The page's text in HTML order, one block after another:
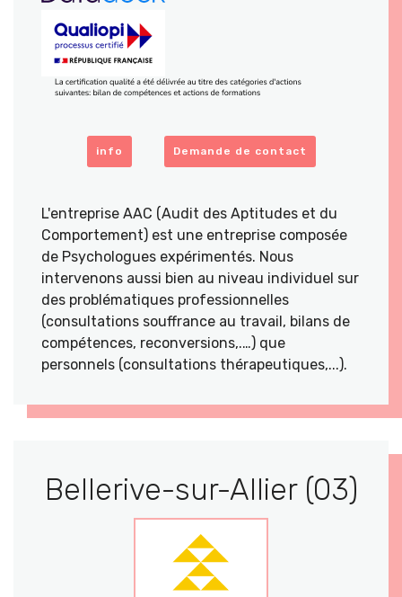
info Demande de contact
L'entreprise AAC (Audit des Aptitudes et du
Comportement) est une entreprise composée
de Psychologues expérimentés. Nous
intervenons aussi bien au niveau individuel sur
des problématiques professionnelles
(consultations souffrance au travail, bilans de
compétences, reconversions,.…) que
personnels (consultations thérapeutiques,...).
Bellerive-sur-Allier (03)